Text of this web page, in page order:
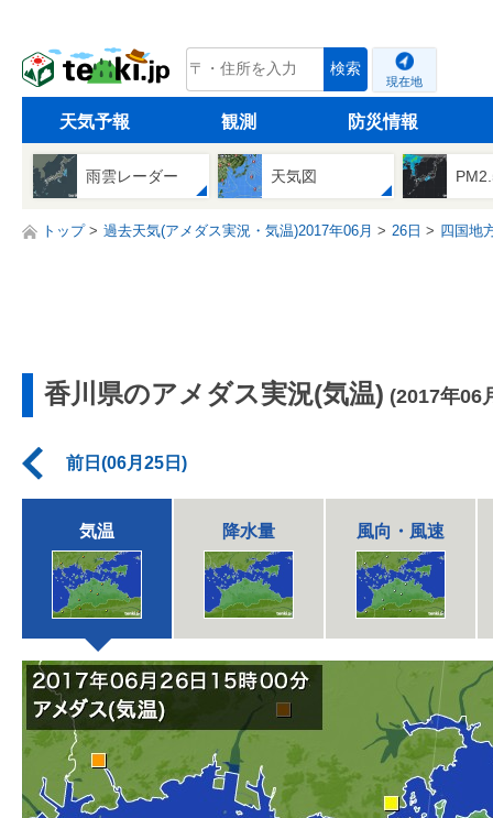
tenki.jp 検索
現在地
天気予報 観測 防災情報
雨雲レーダー 天気図
トップ 過去天気(アメダス実況・気温)2017年06月 26日 四国地
香川県のアメダス実況(気温) (2017年06
前日(06月25日)
気温 降水量 風向・風速